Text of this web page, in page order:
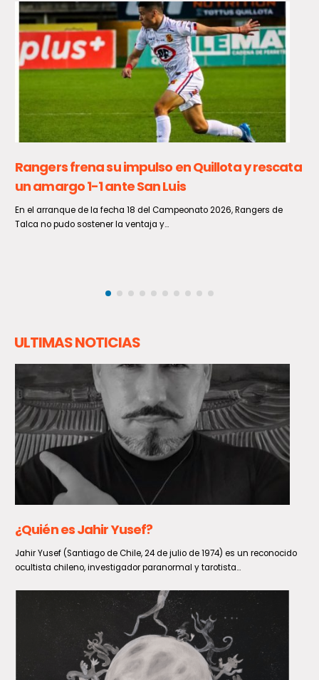
Delegado Presidencial encabeza
coordinación de seguridad para el partido
entre Curicó Unido y Cobreloa
Con el objetivo de garantizar un evento deportivo seguro para
ULTIMAS NOTICIAS
La inflación de julio se ubica en 0,1% y sitúa la
variación interanual en un 3,5%
Durante julio de 2026, la inflación medida a través del Índice de